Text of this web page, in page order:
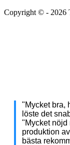
Copyright © - 2026
"Mycket bra,
löste det
"Mycket nöjd
produktion
bästa